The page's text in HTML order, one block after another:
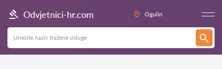
Odvjetnici-hr.com Ogulin